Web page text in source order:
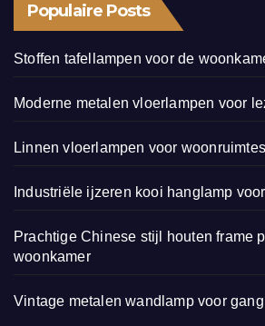
Populaire Posts
Stoffen tafellampen voor de
Moderne metalen vloerlampen voor
Linnen vloerlampen voor woonruimtes
Industriële ijzeren kooi hanglamp
Prachtige Chinese stijl houten frame
woonkamer
Vintage metalen wandlamp voor gang